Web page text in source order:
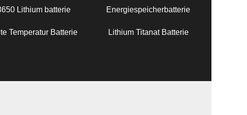
Lithium batterie Energiespeicherbatterie
Temperatur Batterie Lithium Titanat Batterie